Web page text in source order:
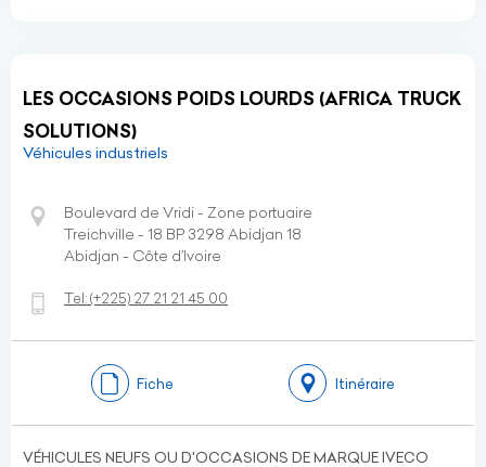
LES OCCASIONS POIDS LOURDS (AFRICA TRUCK
SOLUTIONS)
Véhicules industriels
Boulevard de Vridi - Zone portuaire
Treichville - 18 BP 3298 Abidjan 18
Abidjan - Côte d’Ivoire
Tel:(+225) 27 21 21 45 00
Fiche Itinéraire
VÉHICULES NEUFS OU D'OCCASIONS DE MARQUE IVECO